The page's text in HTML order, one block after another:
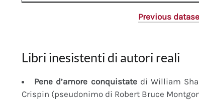
Previous
Libri inesistenti di autori reali
Pene d’amore conquistatedi William
Crispin (pseudonimo di Robert Bruce